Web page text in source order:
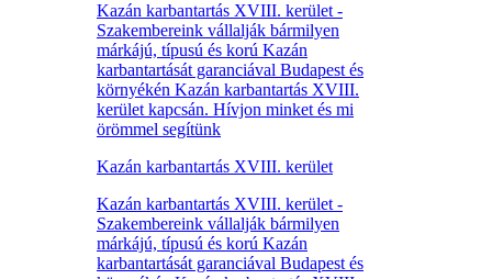
Kazán karbantartás XVIII. kerület -
Szakembereink vállalják bármilyen
márkájú, típusú és korú Kazán
karbantartását garanciával Budapest és
környékén Kazán karbantartás XVIII.
kerület kapcsán. Hívjon minket és mi
örömmel segítünk
Kazán karbantartás XVIII. kerület
Kazán karbantartás XVIII. kerület -
Szakembereink vállalják bármilyen
márkájú, típusú és korú Kazán
karbantartását garanciával Budapest és